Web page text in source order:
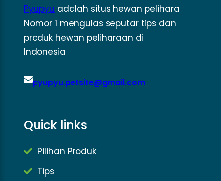
Pyupyu adalah situs hewan pelihara
Nomor 1 mengulas seputar tips dan
produk hewan peliharaan di
Indonesia
pyupyu.petsite@gmail.com
Quick links
Pilihan Produk
Tips